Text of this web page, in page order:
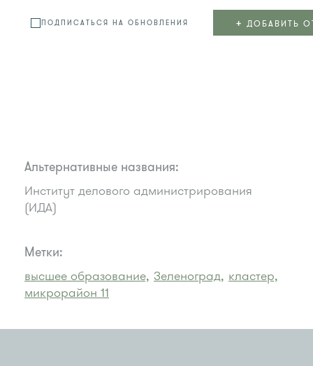
ПОДПИСАТЬСЯ НА ОБНОВЛЕНИЯ + ДОБАВИТЬ
Альтернативные названия:
Институт делового администрирования
(ИДА)
Метки:
высшее образование, Зеленоград, кластер,
микрорайон 11